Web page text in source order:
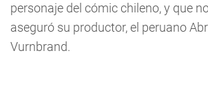
personaje del cómic chileno, y que
aseguró su productor, el peruano
Vurnbrand.